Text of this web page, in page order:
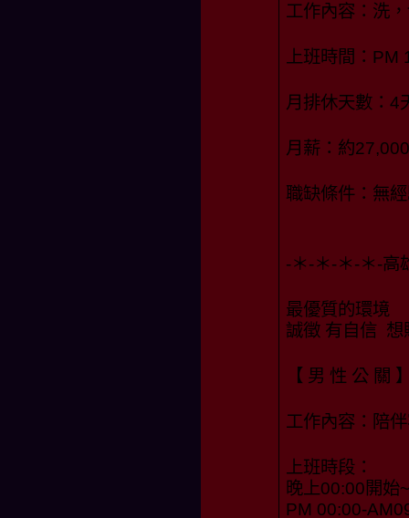
工作內容：洗
上班時間：
月排休天數：4
月薪：約
職缺條件：無
-＊-＊-＊-＊-高
最優質的環境
誠徵 有自信 想
【 男 性 公 關
工作內容：陪
上班時段：
晚上00:00開始~
PM 00:00-